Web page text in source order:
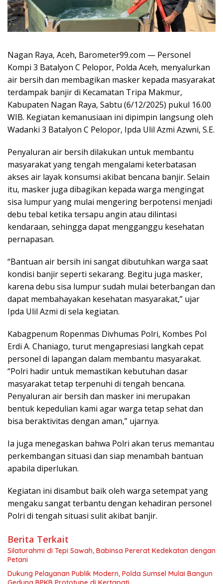
Nagan Raya, Aceh, Barometer99.com — Personel
Kompi 3 Batalyon C Pelopor, Polda Aceh, menyalurkan
air bersih dan membagikan masker kepada masyarakat
terdampak banjir di Kecamatan Tripa Makmur,
Kabupaten Nagan Raya, Sabtu (6/12/2025) pukul 16.00
WIB. Kegiatan kemanusiaan ini dipimpin langsung oleh
Wadanki 3 Batalyon C Pelopor, Ipda Ulil Azmi Azwni, S.E.
Penyaluran air bersih dilakukan untuk membantu
masyarakat yang tengah mengalami keterbatasan
akses air layak konsumsi akibat bencana banjir. Selain
itu, masker juga dibagikan kepada warga mengingat
sisa lumpur yang mulai mengering berpotensi menjadi
debu tebal ketika tersapu angin atau dilintasi
kendaraan, sehingga dapat mengganggu kesehatan
pernapasan.
“Bantuan air bersih ini sangat dibutuhkan warga saat
kondisi banjir seperti sekarang. Begitu juga masker,
karena debu sisa lumpur sudah mulai beterbangan dan
dapat membahayakan kesehatan masyarakat,” ujar
Ipda Ulil Azmi di sela kegiatan.
Kabagpenum Ropenmas Divhumas Polri, Kombes Pol
Erdi A. Chaniago, turut mengapresiasi langkah cepat
personel di lapangan dalam membantu masyarakat.
“Polri hadir untuk memastikan kebutuhan dasar
masyarakat tetap terpenuhi di tengah bencana.
Penyaluran air bersih dan masker ini merupakan
bentuk kepedulian kami agar warga tetap sehat dan
bisa beraktivitas dengan aman,” ujarnya.
Ia juga menegaskan bahwa Polri akan terus memantau
perkembangan situasi dan siap menambah bantuan
apabila diperlukan.
Kegiatan ini disambut baik oleh warga setempat yang
mengaku sangat terbantu dengan kehadiran personel
Polri di tengah situasi sulit akibat banjir.
Berita Terkait
Silaturahmi di Tepi Sawah, Babinsa Pererat Kedekatan dengan
Petani
Dukung Pelayanan Publik Modern, Polda Sumsel Mulai Bangun